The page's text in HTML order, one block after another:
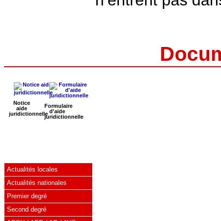
Notice
aide
juridictionnelle
Formulaire
d'aide
juridictionnelle
Actualités locales
Actualités nationales
Premier degré
Second degré